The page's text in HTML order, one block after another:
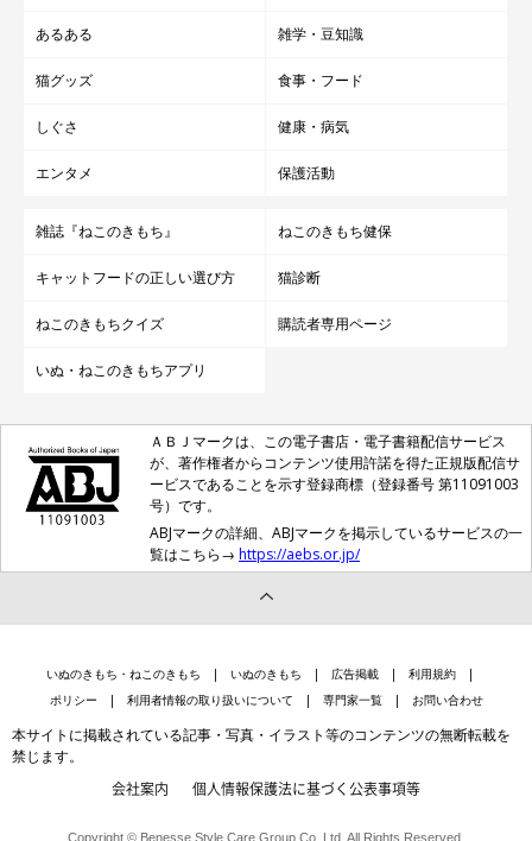
あるある 雑学・豆知識
猫グッズ 食事・フード
しぐさ 健康・病気
エンタメ 保護活動
雑誌『ねこのきもち』 ねこのきもち健保
キャットフードの正しい選び方 猫診断
ねこのきもちクイズ 購読者専用ページ
いぬ・ねこのきもちアプリ
ＡＢＪマークは、この電子書店・電子書籍配信サービス
が、著作権者からコンテンツ使用許諾を得た正規版配信サ
ービスであることを示す登録商標（登録番号 第11091003
号）です。
ABJマークの詳細、ABJマークを掲示しているサービスの一
覧はこちら→ https://aebs.or.jp/
いぬのきもち・ねこのきもち いぬのきもち 広告掲載
利用規約
ポリシー
利用者情報の取り扱いについて 専門家一覧 お問い合わせ
本サイトに掲載されている記事・写真・イラスト等のコンテンツの無断転載を
禁じます。
会社案内 個人情報保護法に基づく公表事項等
Copyright © Benesse Style Care Group Co.,Ltd. All Rights Reserved.